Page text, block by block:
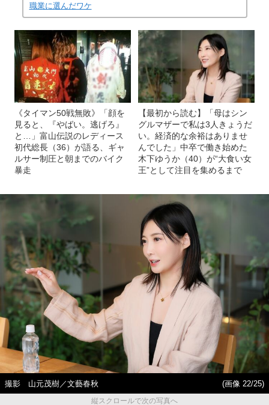
職業に選んだワケ
《タイマン50戦無敗》「顔を
見ると、『やばい。逃げろ』
と…」富山伝説のレディース
初代総長（36）が語る、ギャ
ルサー制圧と朝までのバイク
暴走
【最初から読む】「母はシン
グルマザーで私は3人きょうだ
い。経済的な余裕はありませ
んでした」中卒で働き始めた
木下ゆうか（40）が“大食い女
王”として注目を集めるまで
撮影 山元茂樹／文藝春秋
(画像 22/25)
縦スクロールで次の写真へ